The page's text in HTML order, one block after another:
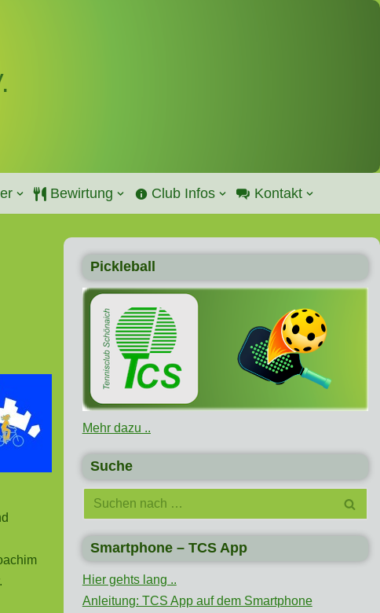
Bewirtung Club Infos Kontakt
Pickleball
Mehr dazu ..
Suche
Smartphone – TCS App
Hier gehts lang ..
Anleitung: TCS App auf dem Smartphone